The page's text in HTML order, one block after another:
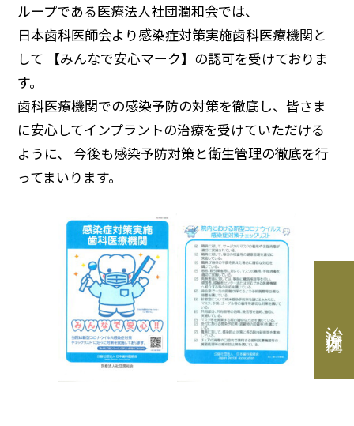
ループである医療法人社団潤和会では、
日本歯科医師会より感染症対策実施歯科医療機関と
して 【みんなで安心マーク】の認可を受けておりま
す。
歯科医療機関での感染予防の対策を徹底し、皆さま
に安心してインプラントの治療を受けていただける
ように、 今後も感染予防対策と衛生管理の徹底を行
ってまいります。